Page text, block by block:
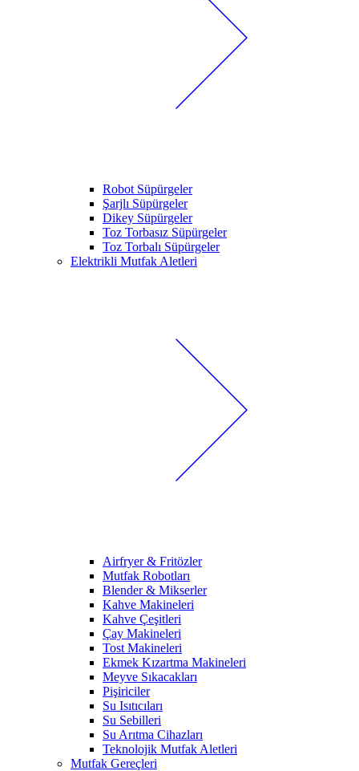
Robot Süpürgeler
Şarjlı Süpürgeler
Dikey Süpürgeler
Toz Torbasız Süpürgeler
Toz Torbalı Süpürgeler
Elektrikli Mutfak Aletleri
Airfryer & Fritözler
Mutfak Robotları
Blender & Mikserler
Kahve Makineleri
Kahve Çeşitleri
Çay Makineleri
Tost Makineleri
Ekmek Kızartma Makineleri
Meyve Sıkacakları
Pişiriciler
Su Isıtıcıları
Su Sebilleri
Su Arıtma Cihazları
Teknolojik Mutfak Aletleri
Mutfak Gereçleri